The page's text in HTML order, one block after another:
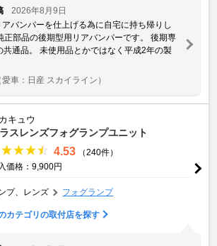
2026年8月9日
バンパーを仕上げる為に自宅に持ち帰りし
正部品の後期型用リアバンパーです。 後期専
共通品。 未使用品とかではなく平成2年の製
愛車：日産 スカイライン）
キュウ
スレンズフォグランプユニット
4.53
（240件）
価格：9,900円
プ、レンズ フォグランプ
カテゴリの取付店を探す